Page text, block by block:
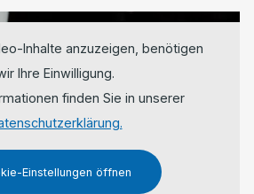
Inhalte anzuzeigen, benötigen
Ihre Einwilligung.
finden Sie in unserer
Einstellungen öffnen